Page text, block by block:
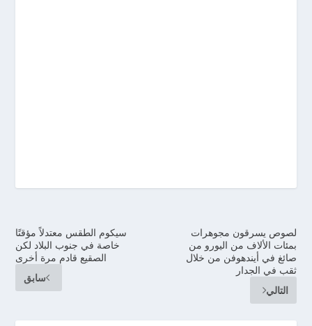
سيكوم الطقس معتدلاً مؤقتًا
خاصة في جنوب البلاد لكن
الصقيع قادم مرة أخرى
سابق
لصوص يسرقون مجوهرات
بمئات الألاف من اليورو من
صائغ في أيندهوفن من خلال
ثقب في الجدار
التالي